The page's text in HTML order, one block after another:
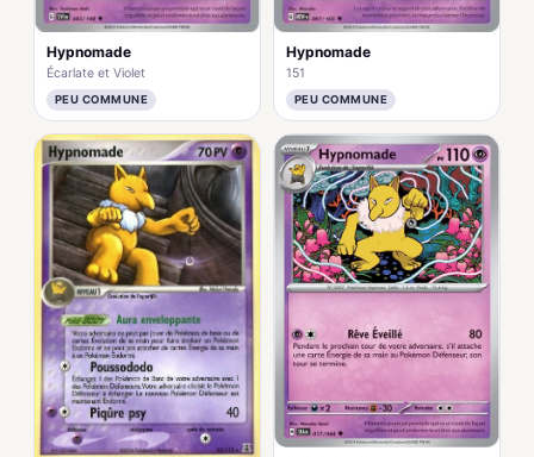
Hypnomade
Écarlate et Violet
PEU COMMUNE
Hypnomade
151
PEU COMMUNE